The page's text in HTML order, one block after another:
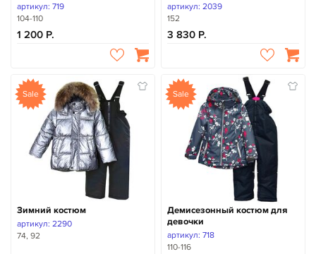
артикул: 719
104-110
1 200
артикул: 2039
152
3 830
Sale
Зимний костюм
артикул: 2290
74, 92
Sale
Демисезонный костюм для
девочки
артикул: 718
110-116